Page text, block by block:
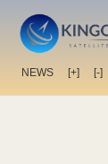
NEWS [+] [-]